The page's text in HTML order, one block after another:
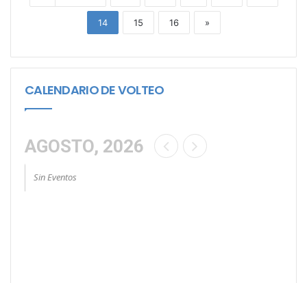
14 15 16 »
CALENDARIO DE VOLTEO
AGOSTO, 2026
Sin Eventos